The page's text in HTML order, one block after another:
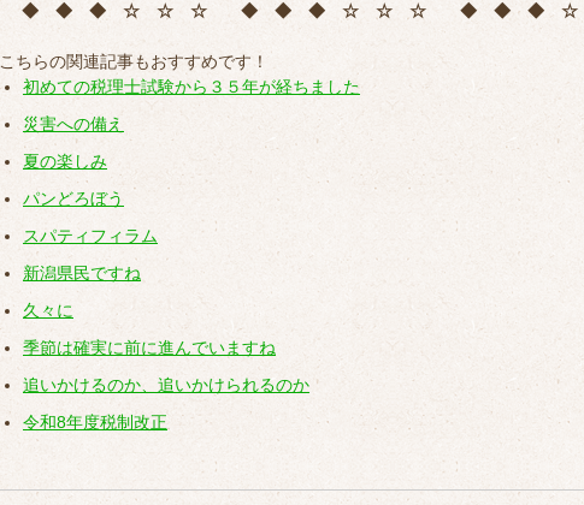
◆ ◆ ◆ ☆ ☆ ☆ ◆ ◆ ◆ ☆ ☆ ☆ ◆ ◆ ◆
こちらの関連記事もおすすめです！
初めての税理士試験から３５年が経ちました
災害への備え
夏の楽しみ
パンどろぼう
スパティフィラム
新潟県民ですね
久々に
季節は確実に前に進んでいますね
追いかけるのか、追いかけられるのか
令和8年度税制改正